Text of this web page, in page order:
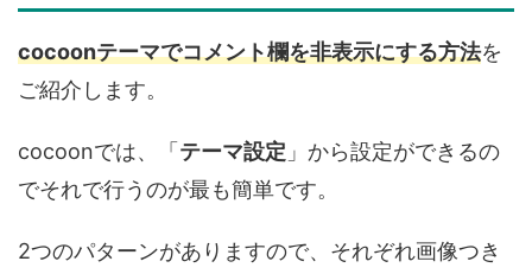
cocoonテーマでコメント欄を非表示にする方法を
ご紹介します。
cocoonでは、「テーマ設定 」から設定ができるの
でそれで行うのが最も簡単です。
2つのパターンがありますので、それぞれ画像つき